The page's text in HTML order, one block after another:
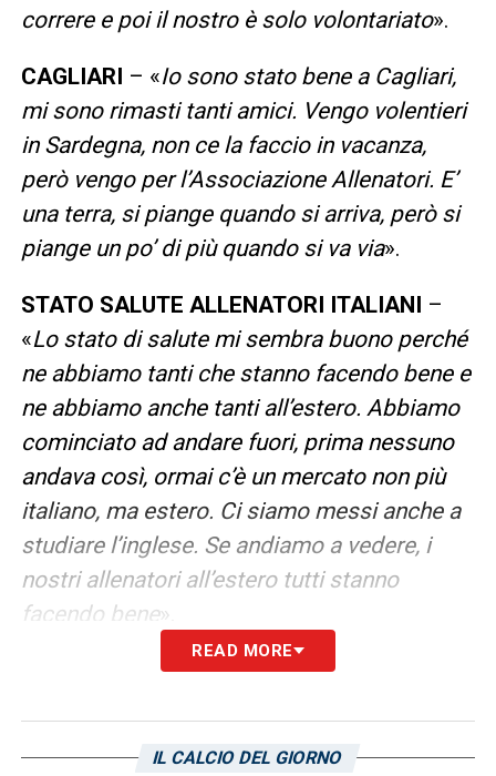
correre e poi il nostro è solo volontariato».
CAGLIARI – «Io sono stato bene a Cagliari,
mi sono rimasti tanti amici. Vengo volentieri
in Sardegna, non ce la faccio in vacanza,
però vengo per l’Associazione Allenatori. E’
una terra, si piange quando si arriva, però si
piange un po’ di più quando si va via».
STATO SALUTE ALLENATORI ITALIANI –
«Lo stato di salute mi sembra buono perché
ne abbiamo tanti che stanno facendo bene e
ne abbiamo anche tanti all’estero. Abbiamo
cominciato ad andare fuori, prima nessuno
andava così, ormai c’è un mercato non più
italiano, ma estero. Ci siamo messi anche a
studiare l’inglese. Se andiamo a vedere, i
nostri allenatori all’estero tutti stanno
facendo bene».
ANTONIO CAPITA– «Con Capita eravamo
READ MORE
IL CALCIO DEL GIORNO